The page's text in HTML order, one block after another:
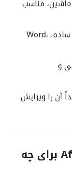
مناسب
گزینه‌های دانلود شامل متن ساده، Word،
و
آن را ویرایش
Afrikaans Image OCR برای چه